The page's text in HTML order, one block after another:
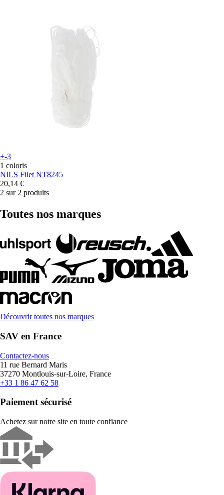
+-3
1 coloris
NILS Filet NT8245
20,14 €
2 sur 2 produits
Toutes nos marques
Découvrir toutes nos marques
SAV en France
Contactez-nous
11 rue Bernard Maris
37270 Montlouis-sur-Loire, France
+33 1 86 47 62 58
Paiement sécurisé
Achetez sur notre site en toute confiance